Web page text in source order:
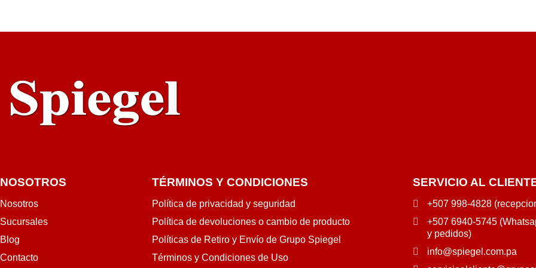
NOSOTROS
Nosotros
Sucursales
Blog
Contacto
TÉRMINOS Y CONDICIONES
Política de privacidad y seguridad
Política de devoluciones o cambio de producto
Políticas de Retiro y Envío de Grupo Spiegel
Términos y Condiciones de Uso
SERVICIO AL
+507 998-4828
+507 6940-5745
y pedidos)
info@spiegel.com.pa